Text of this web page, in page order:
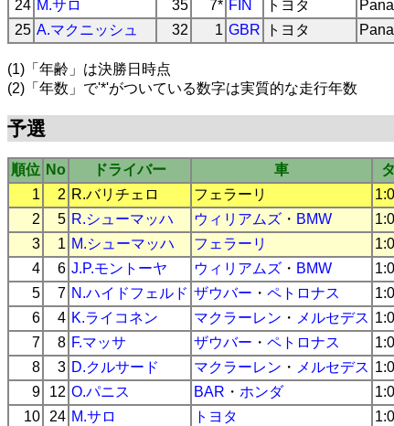
24 M.サロ 35 7* FIN トヨタ
25 A.マクニッシュ 32 1 GBR トヨタ
(1)「年齢」は決勝日時点
(2)「年数」で'*'がついている数字は実質的な走行年数
予選
順位 No ドライバー 車
1
2 R.バリチェロ フェラーリ
2
5 R.シューマッハ ウィリアムズ ・ BMW
3
1 M.シューマッハ フェラーリ
4
6 J.P.モントーヤ ウィリアムズ ・ BMW
5
7 N.ハイドフェルド ザウバー ・ ペトロナス
6
4 K.ライコネン マクラーレン ・ メルセデス
7
8 F.マッサ ザウバー ・ ペトロナス
8
3 D.クルサード マクラーレン ・ メルセデス
9
12 O.パニス BAR ・ ホンダ
10
24 M.サロ トヨタ